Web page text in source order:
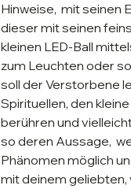
Hinweise, mit seinen
dieser mit seinen
kleinen LED-Ball
zum Leuchten oder
soll der Verstorbene
Spirituellen, den
berühren und
so deren Aussage,
Phänomen möglich
mit deinem